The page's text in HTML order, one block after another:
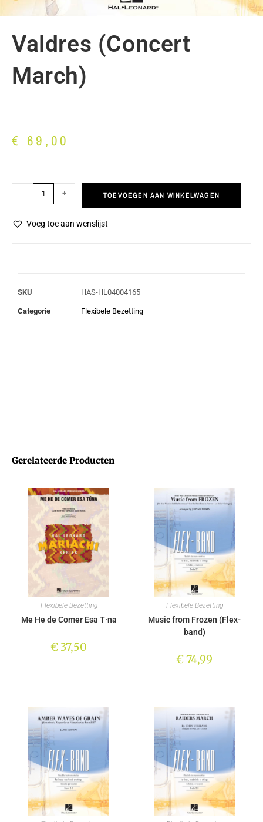
Valdres (Concert
March)
€ 69,00
- + TOEVOEGEN AAN WINKELWAGEN
Voeg toe aan wenslijst
SKU HAS-HL04004165
Categorie Flexibele Bezetting
Gerelateerde Producten
Flexibele Bezetting
Me He de Comer Esa T·na
€ 37,50
Flexibele Bezetting
Music from Frozen (Flex-
band)
€74,99